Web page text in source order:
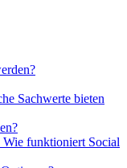
Sachwerte bieten
Wie funktioniert Social